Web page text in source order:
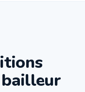
bailleur